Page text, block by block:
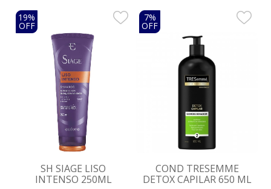
19%
OFF
SH SIAGE LISO
INTENSO 250ML
7%
OFF
COND TRESEMME
DETOX CAPILAR 650 ML